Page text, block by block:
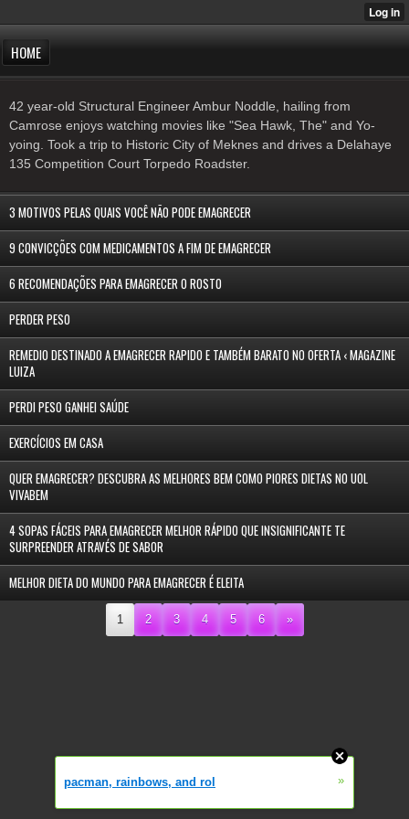
HOME
42 year-old Structural Engineer Ambur Noddle, hailing from
Camrose enjoys watching movies like "Sea Hawk, The" and Yo-
yoing. Took a trip to Historic City of Meknes and drives a Delahaye
135 Competition Court Torpedo Roadster.
3 MOTIVOS PELAS QUAIS VOCÊ NÃO PODE EMAGRECER
9 CONVICÇÕES COM MEDICAMENTOS A FIM DE EMAGRECER
6 RECOMENDAÇÕES PARA EMAGRECER O ROSTO
PERDER PESO
REMEDIO DESTINADO A EMAGRECER RAPIDO E TAMBÉM BARATO NO OFERTA ‹ MAGAZINE
LUIZA
PERDI PESO GANHEI SAÚDE
EXERCÍCIOS EM CASA
QUER EMAGRECER? DESCUBRA AS MELHORES BEM COMO PIORES DIETAS NO UOL
VIVABEM
4 SOPAS FÁCEIS PARA EMAGRECER MELHOR RÁPIDO QUE INSIGNIFICANTE TE
SURPREENDER ATRAVÉS DE SABOR
MELHOR DIETA DO MUNDO PARA EMAGRECER É ELEITA
1 2 3 4 5 6 »
pacman, rainbows, and rol »